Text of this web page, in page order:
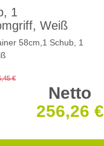
1
Weiß
58cm,1 Schub, 1
€
Netto
256,26 €